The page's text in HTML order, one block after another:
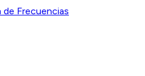
Frecuencias